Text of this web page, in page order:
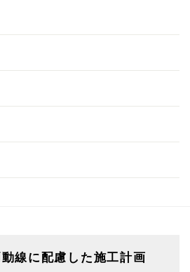
線に配慮した施工計画